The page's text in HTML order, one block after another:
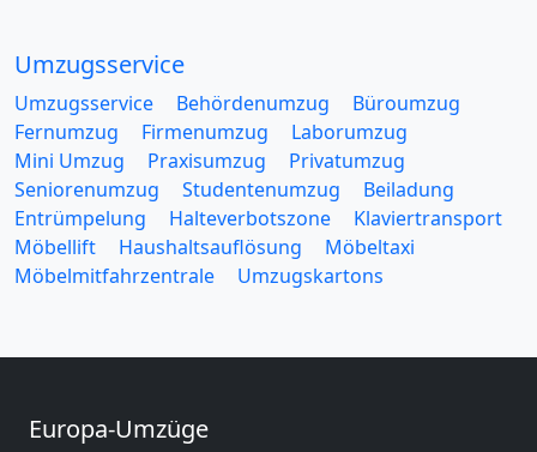
Umzugsservice
Umzugsservice Behördenumzug
Büroumzug
Fernumzug
Firmenumzug
Laborumzug
Mini Umzug
Praxisumzug
Privatumzug
Seniorenumzug
Studentenumzug
Beiladung
Entrümpelung
Halteverbotszone
Klaviertransport
Möbellift
Haushaltsauflösung
Möbeltaxi
Möbelmitfahrzentrale
Umzugskartons
Europa-Umzüge